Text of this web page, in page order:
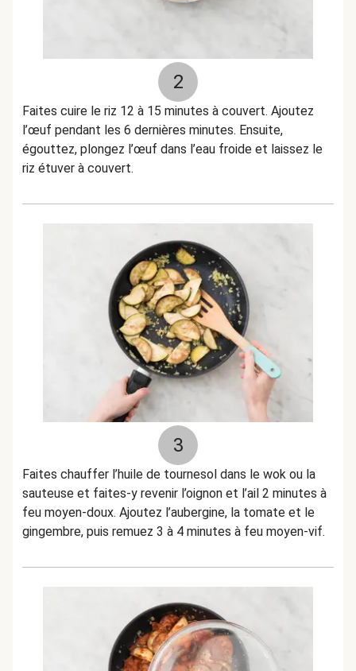
2
Faites cuire le riz 12 à 15 minutes à couvert. Ajoutez
l’œuf pendant les 6 dernières minutes. Ensuite,
égouttez, plongez l’œuf dans l’eau froide et laissez le
riz étuver à couvert.
3
Faites chauffer l’huile de tournesol dans le wok ou la
sauteuse et faites-y revenir l’oignon et l’ail 2 minutes à
feu moyen-doux. Ajoutez l’aubergine, la tomate et le
gingembre, puis remuez 3 à 4 minutes à feu moyen-vif.